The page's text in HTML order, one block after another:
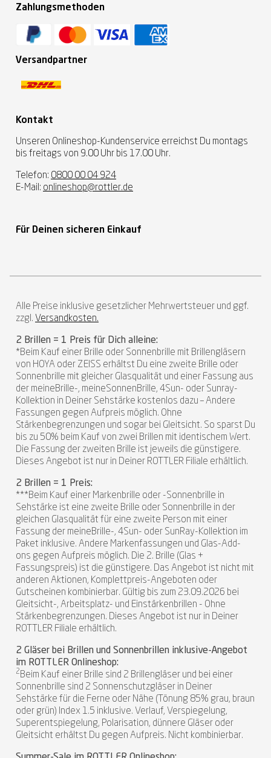
Zahlungsmethoden
Versandpartner
Kontakt
Unseren Onlineshop-Kundenservice erreichst Du montags
bis freitags von 9.00 Uhr bis 17.00 Uhr.
Telefon: 0800 00 04 924
E-Mail: onlineshop@rottler.de
Für Deinen sicheren Einkauf
Alle Preise inklusive gesetzlicher Mehrwertsteuer und ggf.
zzgl. Versandkosten.
2 Brillen = 1 Preis für Dich alleine:
*Beim Kauf einer Brille oder Sonnenbrille mit Brillengläsern
von HOYA oder ZEISS erhältst Du eine zweite Brille oder
Sonnenbrille mit gleicher Glasqualität und einer Fassung aus
der meineBrille-, meineSonnenBrille, 4Sun- oder Sunray-
Kollektion in Deiner Sehstärke kostenlos dazu – Andere
Fassungen gegen Aufpreis möglich. Ohne
Stärkenbegrenzungen und sogar bei Gleitsicht. So sparst Du
bis zu 50% beim Kauf von zwei Brillen mit identischem Wert.
Die Fassung der zweiten Brille ist jeweils die günstigere.
Dieses Angebot ist nur in Deiner ROTTLER Filiale erhältlich.
2 Brillen = 1 Preis:
***Beim Kauf einer Markenbrille oder -Sonnenbrille in
Sehstärke ist eine zweite Brille oder Sonnenbrille in der
gleichen Glasqualität für eine zweite Person mit einer
Fassung der meineBrille-, 4Sun- oder SunRay-Kollektion im
Paket inklusive. Andere Markenfassungen und Glas-Add-
ons gegen Aufpreis möglich. Die 2. Brille (Glas +
Fassungspreis) ist die günstigere. Das Angebot ist nicht mit
anderen Aktionen, Komplettpreis-Angeboten oder
Gutscheinen kombinierbar. Gültig bis zum 23.09.2026 bei
Gleitsicht-, Arbeitsplatz- und Einstärkenbrillen - Ohne
Stärkenbegrenzungen. Dieses Angebot ist nur in Deiner
ROTTLER Filiale erhältlich.
2 Gläser bei Brillen und Sonnenbrillen inklusive-Angebot
im ROTTLER Onlineshop:
2 Beim Kauf einer Brille sind 2 Brillengläser und bei einer
Sonnenbrille sind 2 Sonnenschutzgläser in Deiner
Sehstärke für die Ferne oder Nähe (Tönung 85% grau, braun
oder grün) Index 1.5 inklusive. Verlauf, Verspiegelung,
Superentspiegelung, Polarisation, dünnere Gläser oder
Gleitsicht erhältst Du gegen Aufpreis. Nicht kombinierbar.